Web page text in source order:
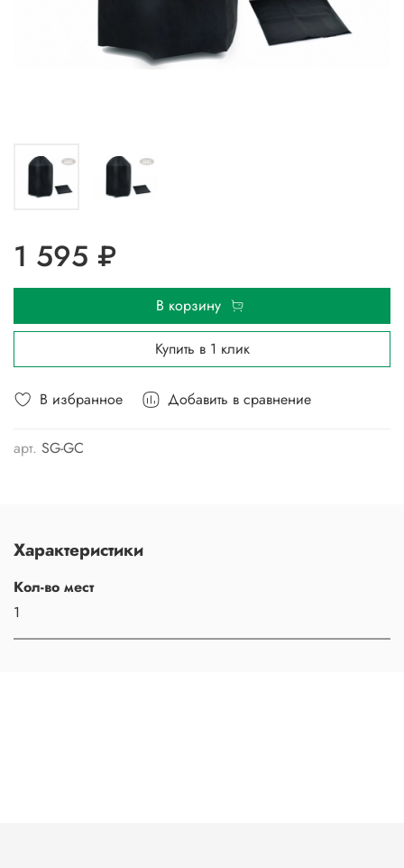
В избранное Добавить в сравнение
арт. SG-GC
1 595 ₽
В корзину
Купить в 1 клик
Характеристики
Кол-во мест
1